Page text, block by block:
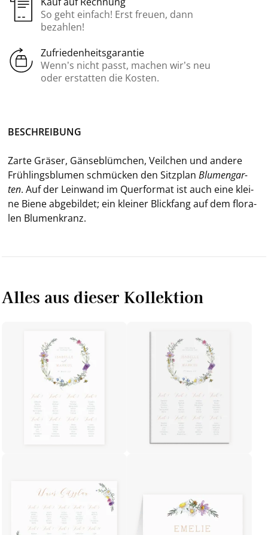
So geht einfach! Erst freuen, dann
bezahlen!
Zufriedenheitsgarantie
Wenn’s nicht passt, machen wir’s neu
oder erstatten die Kosten.
BE­SCHREI­BUNG
Zarte Grä­ser, Gän­se­blüm­chen, Veil­chen und an­de­re
Früh­lings­blu­men schmü­cken den Sitz­plan Blu­men­gar­
ten. Auf der Lein­wand im Quer­for­mat ist auch eine klei­
ne Biene ab­ge­bil­det; ein klei­ner Blick­fang auf dem flo­ra­
len Blu­men­kranz.
Alles aus dieser Kollektion